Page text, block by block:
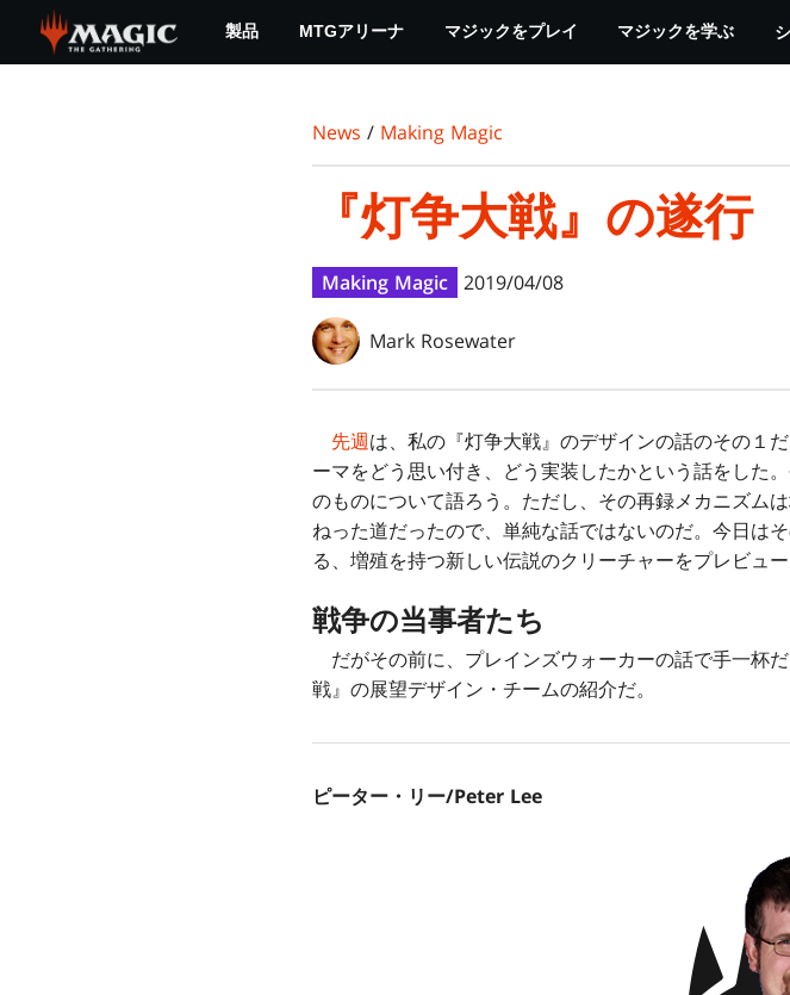
main
製品 MTGアリーナ マジックをプレイ マジックを学ぶ
News / Making Magic
『灯争大戦』の遂
Making Magic 2019/04/08
Mark Rosewater
先週は、私の『灯争大戦』のデザインの話のその１
ーマをどう思い付き、どう実装したかという話をした
のものについて語ろう。ただし、その再録メカニズム
ねった道だったので、単純な話ではないのだ。今日は
る、増殖を持つ新しい伝説のクリーチャーをプレビュ
戦争の当事者たち
だがその前に、プレインズウォーカーの話で手一杯
戦』の展望デザイン・チームの紹介だ。
ピーター・リー/Peter Lee